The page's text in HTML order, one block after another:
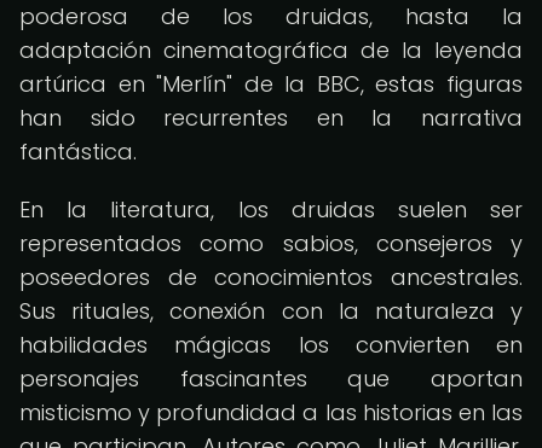
poderosa de los druidas, hasta la
adaptación cinematográfica de la leyenda
artúrica en "Merlín" de la BBC, estas figuras
han sido recurrentes en la narrativa
fantástica.
En la literatura, los druidas suelen ser
representados como sabios, consejeros y
poseedores de conocimientos ancestrales.
Sus rituales, conexión con la naturaleza y
habilidades mágicas los convierten en
personajes fascinantes que aportan
misticismo y profundidad a las historias en las